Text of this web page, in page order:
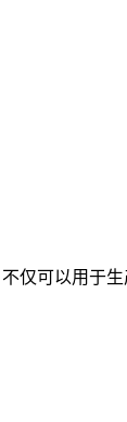
仅可以用于